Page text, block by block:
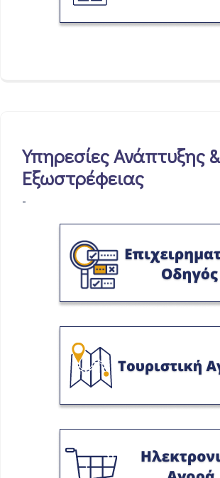
Υπηρεσίες Ανάπτυξης &
Εξωστρέφειας
-